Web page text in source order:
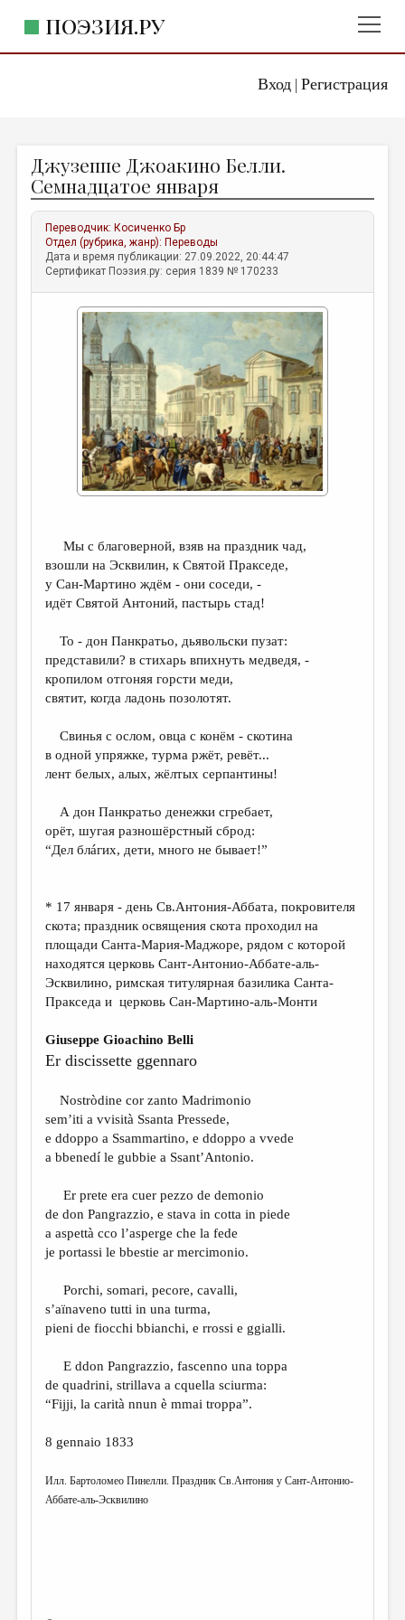
Вход| Регистрация
ПОЭЗИЯ.РУ
ЖАНРЫ
АВТОРЫ
КОММЕНТАРИИ
ЛИТСАЛОН
ПРАВИЛА САЙТА
ОТДЕЛЫ И РУБРИКИ
ИЗБРАННОЕ
ДАЙДЖЕСТ
ПРОИЗВЕДЕНИЯ
ПЕРЕВОДЫ
ДЕТСКАЯ КОМНАТА
КНИЖНАЯ ПОЛКА
СТРАНИЦЫ ПАМЯТИ
ОБЪЯВЛЕНИЯ
РЕДКОЛЛЕГИЯ
ОТ РЕДАКЦИИ
МАЛАЯ ПРОЗА
ЭССЕИСТИКА
КУЛЬТУРОВЕДЕНИЕ
ПУБЛИЦИСТИКА
РЕЦЕНЗИРОВАНИЕ
ЦИКЛЫ ПУБЛИКАЦИЙ
ТРЕДИАКОВСКИЙ
МЕДИА
ВКОНТАКТЕ
Джузеппе Джоакино Белли.
Семнадцатое января
Переводчик: Косиченко Бр
Отдел (рубрика, жанр): Переводы
Дата и время публикации: 27.09.2022, 20:44:47
Сертификат Поэзия.ру: серия 1839 № 170233
Мы с благоверной, взяв на праздник чад,
взошли на Эсквилин, к Святой Пракседе,
у Сан-Мартино ждём - они соседи, -
идёт Святой Антоний, пастырь стад!
То - дон Панкратьо, дьявольски пузат:
представили? в стихарь впихнуть медведя, -
кропилом отгоняя горсти меди,
святит, когда ладонь позолотят.
Свинья с ослом, овца с конём - скотина
в одной упряжке, турма ржёт, ревёт...
лент белых, алых, жёлтых серпантины!
А дон Панкратьо денежки сгребает,
орёт, шугая разношёрстный сброд:
“Дел блáгих, дети, много не бывает!”
* 17 января - день Св.Антония-Аббата, покровителя
скота; праздник освящения скота проходил на
площади Санта-Мария-Маджоре, рядом с которой
находятся церковь Сант-Антонио-Аббате-аль-
Эсквилино, римская титулярная базилика Санта-
Пракседа и церковь Сан-Мартино-аль-Монти
Giuseppe Gioachino Belli
Er discissette ggennaro
Nostròdine cor zanto Madrimonio
sem’iti a vvisità Ssanta Pressede,
e ddoppo a Ssammartino, e ddoppo a vvede
a bbenedí le gubbie a Ssant’Antonio.
Er prete era cuer pezzo de demonio
de don Pangrazzio, e stava in cotta in piede
a aspettà cco l’asperge che la fede
je portassi le bbestie ar mercimonio.
Porchi, somari, pecore, cavalli,
s’aïnaveno tutti in una turma,
pieni de fiocchi bbianchi, e rrossi e ggialli.
E ddon Pangrazzio, fascenno una toppa
de quadrini, strillava a cquella sciurma:
“Fijji, la carità nnun è mmai troppa”.
8 gennaio 1833
Илл. Бартоломео Пинелли. Праздник Св.Антония у Сант-Антонио-
Аббате-аль-Эсквилино